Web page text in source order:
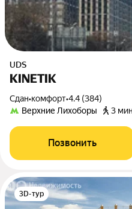
UDS
KINETIK
Сдан•комфорт•4.4 (384)
Верхние Лихоборы
3
Позвонить
3D-тур